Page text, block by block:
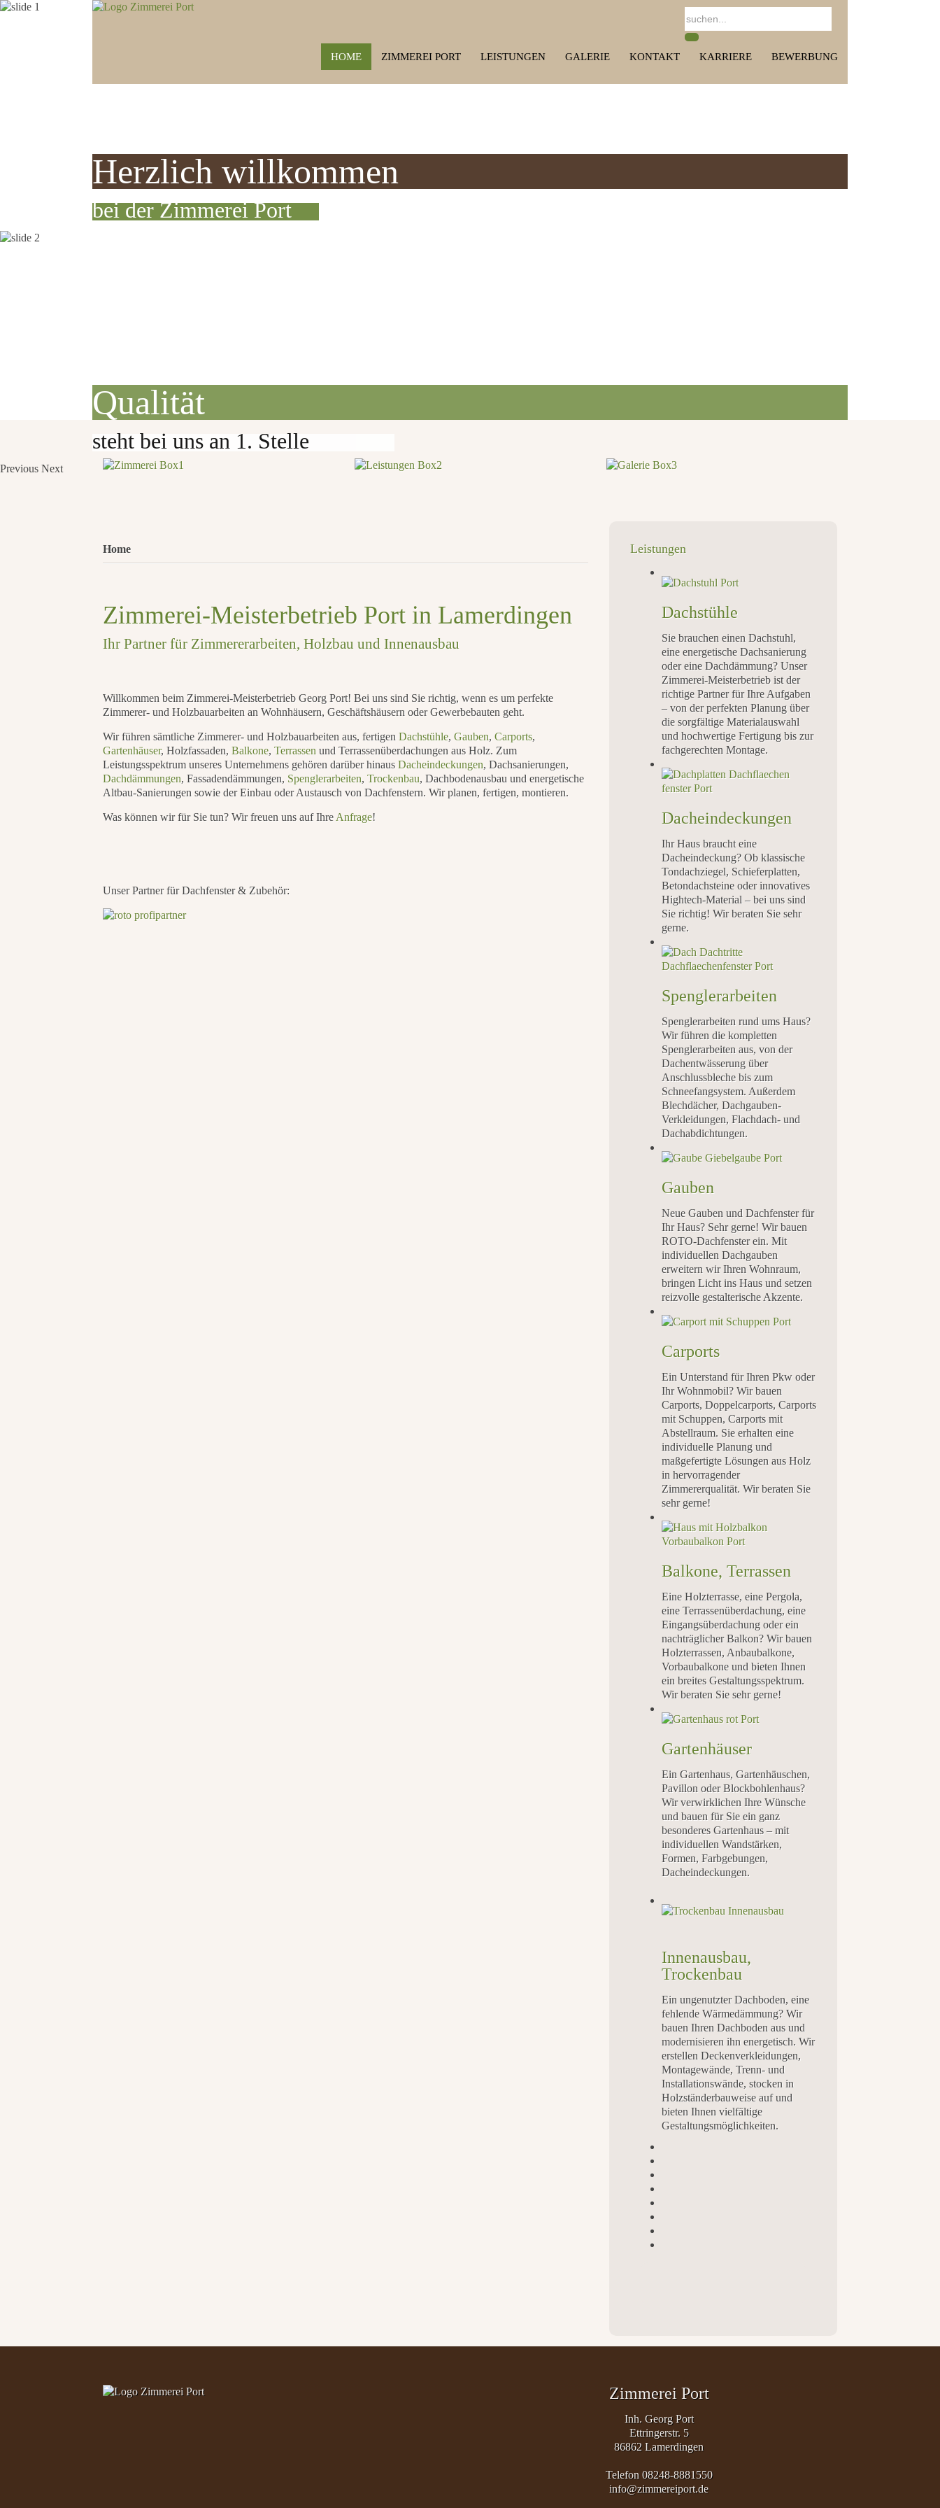
HOME ZIMMEREI PORT LEISTUNGEN GALERIE KONTAKT KARRIERE BEWERBUNG
Herzlich willkommen
bei der Zimmerei Port
Qualität
steht bei uns an 1. Stelle
Previous Next
Home
Zimmerei-­Meisterbetrieb Port in Lamerdingen
Ihr Partner für Zimmerer­arbeiten, Holzbau und Innen­ausbau
Willkommen beim Zimmerei-­Meisterbetrieb Georg Port! Bei uns sind Sie richtig, wenn es um perfekte
Zimmerer- und Holzbauarbeiten an Wohnhäusern, Geschäftshäusern oder Gewerbebauten geht.
Wir führen sämtliche Zimmerer- und Holzbauarbeiten aus, fertigen Dachstühle, Gauben, Carports,
Gartenhäuser, Holzfassaden, Balkone, Terrassen und Terrassenüberdachungen aus Holz. Zum
Leistungsspektrum unseres Unternehmens gehören darüber hinaus Dacheindeckungen, Dachsanierungen,
Dachdämmungen, Fassadendämmungen, Spenglerarbeiten, Trockenbau, Dachbodenausbau und energetische
Altbau-Sanierungen sowie der Einbau oder Austausch von Dachfenstern. Wir planen, fertigen, montieren.
Was können wir für Sie tun? Wir freuen uns auf Ihre Anfrage!
Unser Partner für Dachfenster & Zubehör:
Leistungen
Dachstühle
Sie brauchen einen Dachstuhl,
eine energetische Dachsanierung
oder eine Dachdämmung? Unser
Zimmerei-Meisterbetrieb ist der
richtige Partner für Ihre Aufgaben
– von der perfekten Planung über
die sorgfältige Materialauswahl
und hochwertige Fertigung bis zur
fachgerechten Montage.
Dacheindeckungen
Ihr Haus braucht eine
Dacheindeckung? Ob klassische
Tondachziegel, Schieferplatten,
Betondachsteine oder innovatives
Hightech-Material – bei uns sind
Sie richtig! Wir beraten Sie sehr
gerne.
Spenglerarbeiten
Spenglerarbeiten rund ums Haus?
Wir führen die kompletten
Spenglerarbeiten aus, von der
Dachentwässerung über
Anschlussbleche bis zum
Schneefangsystem. Außerdem
Blechdächer, Dachgauben-
Verkleidungen, Flachdach- und
Dachabdichtungen.
Gauben
Neue Gauben und Dachfenster für
Ihr Haus? Sehr gerne! Wir bauen
ROTO-Dachfenster ein. Mit
individuellen Dachgauben
erweitern wir Ihren Wohnraum,
bringen Licht ins Haus und setzen
reizvolle gestalterische Akzente.
Carports
Ein Unterstand für Ihren Pkw oder
Ihr Wohnmobil? Wir bauen
Carports, Doppelcarports, Carports
mit Schuppen, Carports mit
Abstellraum. Sie erhalten eine
individuelle Planung und
maßgefertigte Lösungen aus Holz
in hervorragender
Zimmererqualität. Wir beraten Sie
sehr gerne!
Balkone, Terrassen
Eine Holzterrasse, eine Pergola,
eine Terrassenüberdachung, eine
Eingangsüberdachung oder ein
nachträglicher Balkon? Wir bauen
Holzterrassen, Anbaubalkone,
Vorbaubalkone und bieten Ihnen
ein breites Gestaltungsspektrum.
Wir beraten Sie sehr gerne!
Gartenhäuser
Ein Gartenhaus, Gartenhäuschen,
Pavillon oder Blockbohlenhaus?
Wir verwirklichen Ihre Wünsche
und bauen für Sie ein ganz
besonderes Gartenhaus – mit
individuellen Wandstärken,
Formen, Farbgebungen,
Dacheindeckungen.
Innenausbau,
Trockenbau
Ein ungenutzter Dachboden, eine
fehlende Wärmedämmung? Wir
bauen Ihren Dachboden aus und
modernisieren ihn energetisch. Wir
erstellen Deckenverkleidungen,
Montagewände, Trenn- und
Installationswände, stocken in
Holzständerbauweise auf und
bieten Ihnen vielfältige
Gestaltungsmöglichkeiten.
Zimmerei Port
Inh. Georg Port
Ettringerstr. 5
86862 Lamerdingen
Telefon 08248-8881550
info@zimmereiport.de